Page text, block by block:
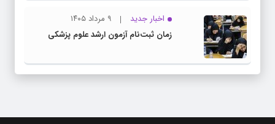
اخبار جدید
۹ مرداد ۱۴۰۵
زمان ثبت‌نام آزمون ارشد علوم پزشکی